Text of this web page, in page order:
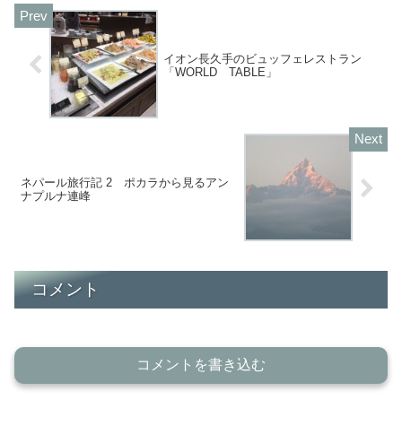
イオン長久手のビュッフェレストラン
「WORLD TABLE」
ネパール旅行記 2 ポカラから見るアン
ナプルナ連峰
コメント
コメントを書き込む